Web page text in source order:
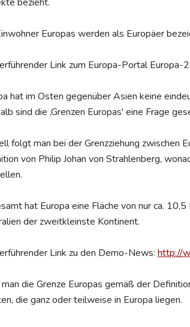
bezieht.
Europas werden als Europäer
Link zum Europa-Portal Europa-
hat im Osten gegenüber Asien keine
sind die ‚Grenzen Europas' eine Frage
folgt man bei der Grenzziehung zwischen
von Philip Johan von Strahlenberg,
hat Europa eine Fläche von nur ca.
der zweitkleinste Kontinent.
Link zu den Demo-News: http://
die Grenze Europas gemäß der
die ganz oder teilweise in Europa liegen.